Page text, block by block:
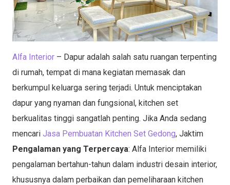
Alfa Interior – Dapur adalah salah satu ruangan terpenting
di rumah, tempat di mana kegiatan memasak dan
berkumpul keluarga sering terjadi. Untuk menciptakan
dapur yang nyaman dan fungsional, kitchen set
berkualitas tinggi sangatlah penting. Jika Anda sedang
mencari Jasa Pembuatan Kitchen Set Gedong, Jaktim
Pengalaman yang Terpercaya: Alfa Interior memiliki
pengalaman bertahun-tahun dalam industri desain interior,
khususnya dalam perbaikan dan pemeliharaan kitchen